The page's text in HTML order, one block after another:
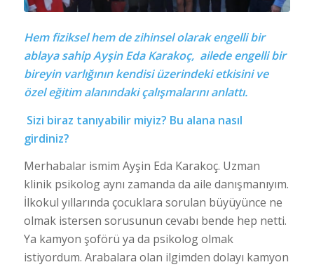
Hem fiziksel hem de zihinsel olarak engelli bir
ablaya sahip Ayşin EdaKarakoç, ailede engelli bir
bireyin varlığının kendisi üzerindeki etkisini ve
özel eğitim alanındaki çalışmalarını anlattı.
Sizi biraz tanıyabilir miyiz? Bu alana nasıl
girdiniz?
Merhabalar ismim Ayşin Eda Karakoç. Uzman
klinik psikolog aynı zamanda da aile danışmanıyım.
İlkokul yıllarında çocuklara sorulan büyüyünce ne
olmak istersen sorusunun cevabı bende hep netti.
Ya kamyon şoförü ya da psikolog olmak
istiyordum. Arabalara olan ilgimden dolayı kamyon